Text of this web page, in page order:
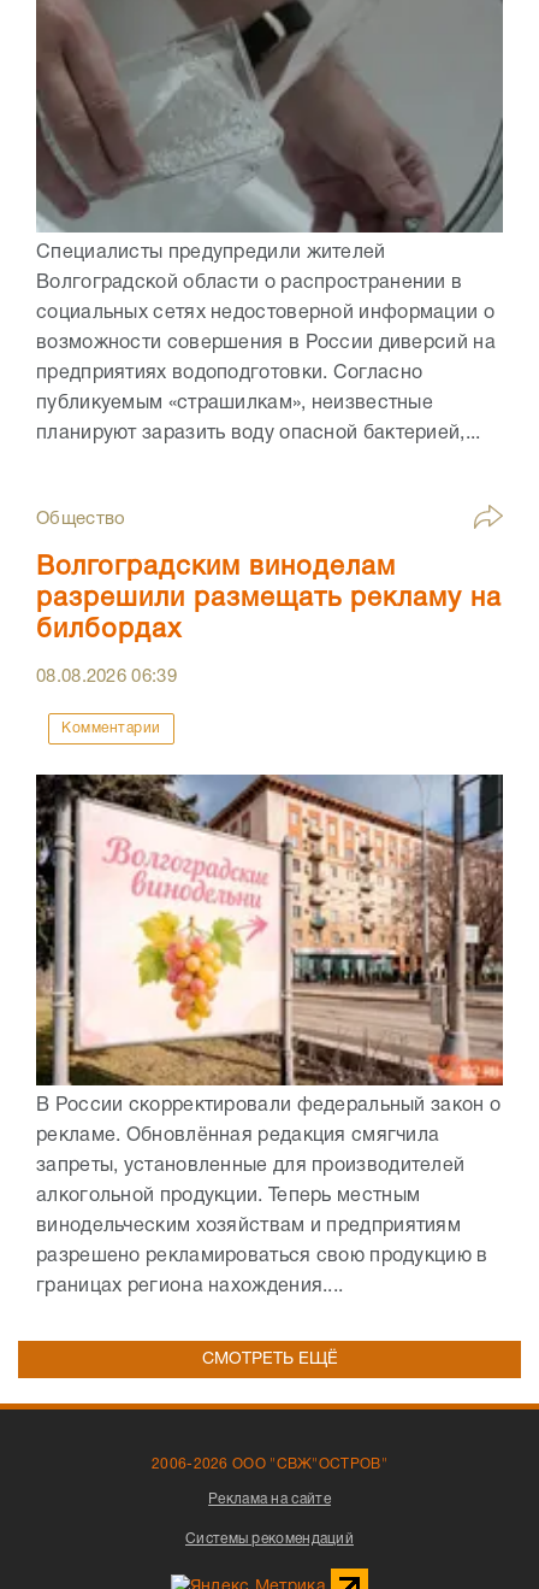
Специалисты предупредили жителей
Волгоградской области о распространении в
социальных сетях недостоверной информации о
возможности совершения в России диверсий на
предприятиях водоподготовки. Согласно
публикуемым «страшилкам», неизвестные
планируют заразить воду опасной бактерией,...
Общество
Волгоградским виноделам
разрешили размещать рекламу на
билбордах
08.08.202606:39
Комментарии
В России скорректировали федеральный закон о
рекламе. Обновлённая редакция смягчила
запреты, установленные для производителей
алкогольной продукции. Теперь местным
винодельческим хозяйствам и предприятиям
разрешено рекламироваться свою продукцию в
границах региона нахождения....
СМОТРЕТЬ ЕЩЁ
2006-2026 ООО "СВЖ"ОСТРОВ"
Реклама на сайте
Системы рекомендаций